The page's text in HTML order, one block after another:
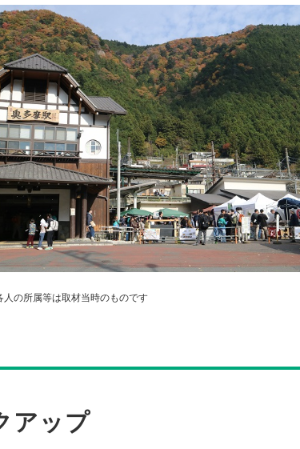
の所属等は取材当時のものです
アップ